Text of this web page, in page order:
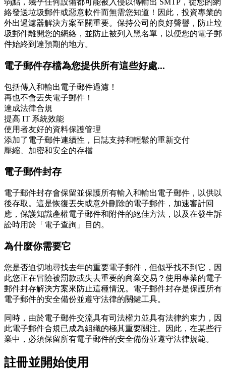
弱點，幾乎任何設備都可能被入侵以傳輸出 SMTP，從您的網
絡發送垃圾郵件或惡意軟件而無需您知道！因此，投資專業的
外出過濾器解決方案至關重要。保持公司的良好聲譽，防止垃
圾郵件離開您的網絡，並防止被列入黑名單，以便您的電子郵
件始終到達預期的地方。
電子郵件存檔為您提供所有這些好處...
包括傳入和輸出電子郵件過濾！
再也不會丟失電子郵件！
達成法律合規
提高 IT 系統效能
使用者友好的資料保護管理
添加了電子郵件連續性，日誌支持和輕鬆的重新交付
壓縮、加密和安全的存檔
電子郵件封存
電子郵件封存會保留並保護所有輸入和輸出電子郵件，以供以
後存取。這是恢復丟失或意外刪除的電子郵件，加速審計回
應，保護知識產權電子郵件和附件的絕佳方法，以及在發生訴
訟時用於「電子查詢」目的。
為什麼你需要它
您是否迫切地尋找去年的重要電子郵件，但似乎找不到它，因
此您正在冒險被罰款或失去重要的商業交易？使用專業的電子
郵件封存解決方案來防止這種情況。電子郵件封存是保護所有
電子郵件的安全備份並遵守法律的關鍵工具。
同時，由於電子郵件交流具有司法權力並具有法律約束力，因
此電子郵件合規已成為組織的極其重要關注。因此，在某些行
業中，必須保留所有電子郵件的安全備份並遵守法律規範。
註冊並開始使用